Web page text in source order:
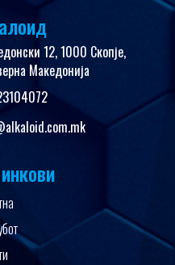
12, 1000 Скопје,
Македонија